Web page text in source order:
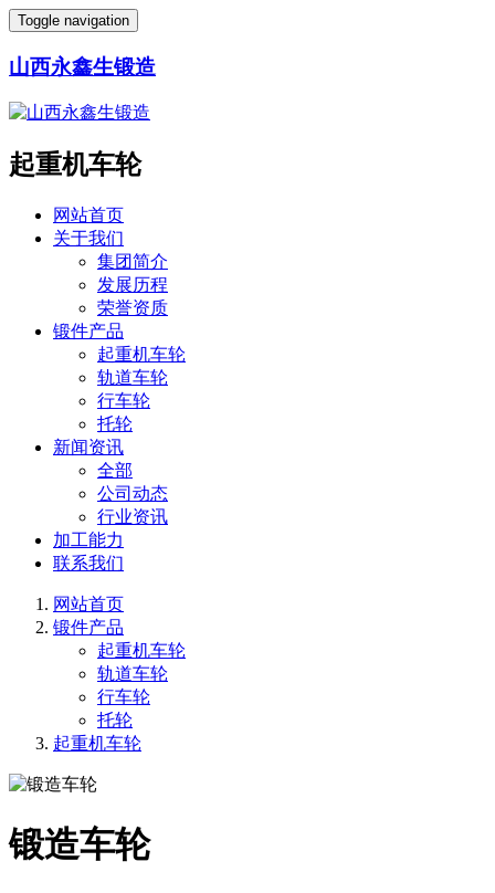
Toggle navigation
山西永鑫生锻造
起重机车轮
网站首页
关于我们
集团简介
发展历程
荣誉资质
锻件产品
起重机车轮
轨道车轮
行车轮
托轮
新闻资讯
全部
公司动态
行业资讯
加工能力
联系我们
网站首页
锻件产品
起重机车轮
轨道车轮
行车轮
托轮
起重机车轮
锻造车轮